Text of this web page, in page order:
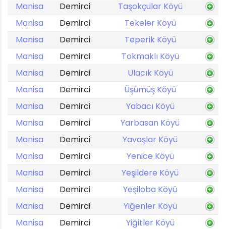
Manisa
Demirci
Taşokçular Köyü
Manisa
Demirci
Tekeler Köyü
Manisa
Demirci
Teperik Köyü
Manisa
Demirci
Tokmaklı Köyü
Manisa
Demirci
Ulacık Köyü
Manisa
Demirci
Üşümüş Köyü
Manisa
Demirci
Yabacı Köyü
Manisa
Demirci
Yarbasan Köyü
Manisa
Demirci
Yavaşlar Köyü
Manisa
Demirci
Yenice Köyü
Manisa
Demirci
Yeşildere Köyü
Manisa
Demirci
Yeşiloba Köyü
Manisa
Demirci
Yiğenler Köyü
Manisa
Demirci
Yiğitler Köyü